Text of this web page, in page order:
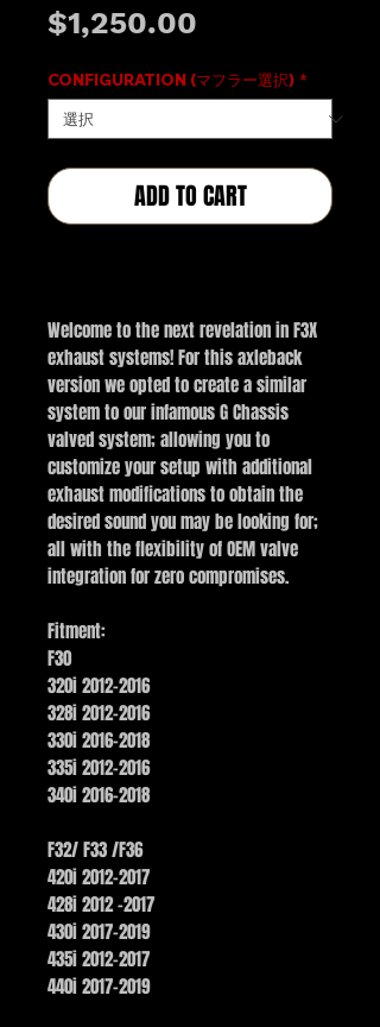
$1,250.00
CONFIGURATION (マフラー選択) *
ADD TO CART
Welcome to the next revelation in F3X
exhaust systems! For this axleback
version we opted to create a similar
system to our infamous G Chassis
valved system; allowing you to
customize your setup with additional
exhaust modifications to obtain the
desired sound you may be looking for;
all with the flexibility of OEM valve
integration for zero compromises.
Fitment:
F30
320i 2012-2016
328i 2012-2016
330i 2016-2018
335i 2012-2016
340i 2016-2018
F32/ F33 /F36
420i 2012-2017
428i 2012 -2017
430i 2017-2019
435i 2012-2017
440i 2017-2019